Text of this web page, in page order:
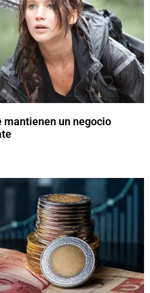
mantienen un negocio